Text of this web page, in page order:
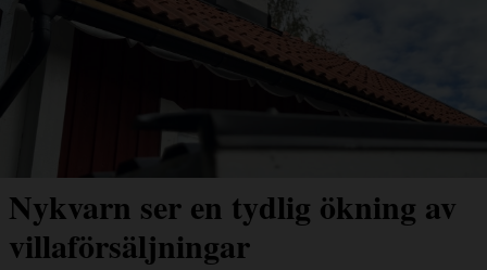
Nykvarn ser en tydlig ökning av
villaförsäljningar